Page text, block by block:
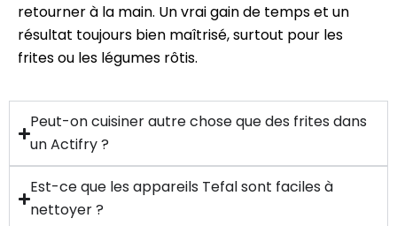
retourner à la main. Un vrai gain de temps et un
résultat toujours bien maîtrisé, surtout pour les
frites ou les légumes rôtis.
Peut-on cuisiner autre chose que des frites dans
un Actifry ?
Est-ce que les appareils Tefal sont faciles à
nettoyer ?